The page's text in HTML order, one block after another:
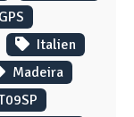
GPS
Italien
Madeira